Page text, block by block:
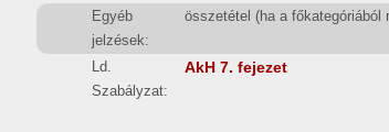
Egyéb
jelzések:
összetétel (ha a
Ld.
Szabályzat:
AkH 7. fejezet